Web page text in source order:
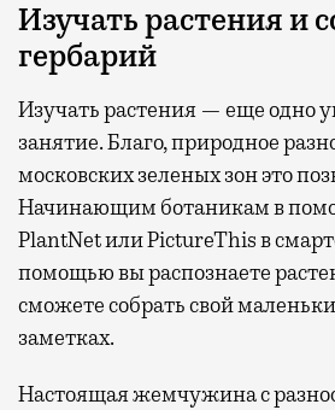
Изучать растения и
гербарий
Изучать растения — еще одно
занятие. Благо, природное
московских зеленых зон это
Начинающим ботаникам в
PlantNet или PictureThis в
помощью вы распознаете
сможете собрать свой
заметках.
Настоящая жемчужина с